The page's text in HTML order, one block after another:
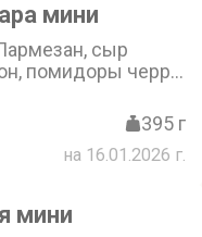
мини
сыр
помидоры черри,
395 г
на 16.01.2026 г.
мини